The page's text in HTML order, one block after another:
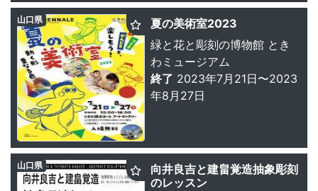
夏の美術室2023
緑と花と彫刻の博物館 とき
わミュージアム
終了 2023年7月21日〜2023
年8月27日
山口県
向井良吉と建畠覚造抽象彫刻
のレッスン
山口県